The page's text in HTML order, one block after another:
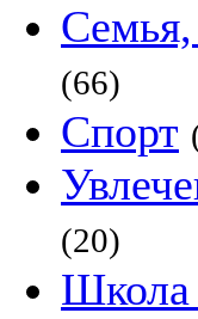
(66)
Спорт
(20)
Школа